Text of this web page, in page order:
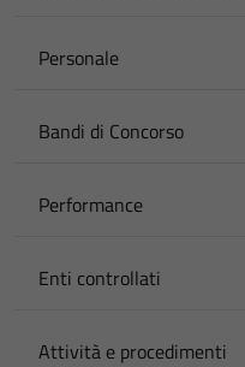
Personale
Bandi di Concorso
Performance
Enti controllati
Attività e procedimenti